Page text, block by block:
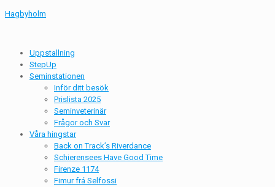
Hagbyholm
Uppstallning
StepUp
Seminstationen
Inför ditt besök
Prislista 2025
Seminveterinär
Frågor och Svar
Våra hingstar
Back on Track’s Riverdance
Schierensees Have Good Time
Firenze 1174
Fimur frá Selfossi